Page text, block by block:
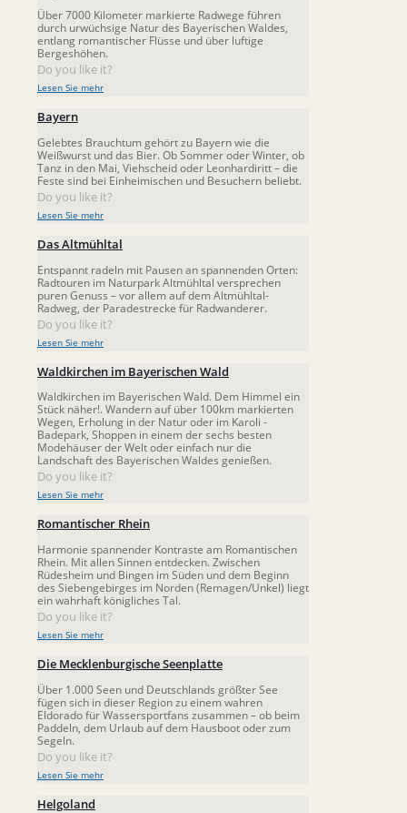
Über 7000 Kilometer markierte Radwege führen
durch urwüchsige Natur des Bayerischen Waldes,
entlang romantischer Flüsse und über luftige
Bergeshöhen.
Do you like it?
Lesen Sie mehr
Bayern
Gelebtes Brauchtum gehört zu Bayern wie die
Weißwurst und das Bier. Ob Sommer oder Winter, ob
Tanz in den Mai, Viehscheid oder Leonhardiritt – die
Feste sind bei Einheimischen und Besuchern beliebt.
Do you like it?
Lesen Sie mehr
Das Altmühltal
Entspannt radeln mit Pausen an spannenden Orten:
Radtouren im Naturpark Altmühltal versprechen
puren Genuss – vor allem auf dem Altmühltal-
Radweg, der Paradestrecke für Radwanderer.
Do you like it?
Lesen Sie mehr
Waldkirchen im Bayerischen Wald
Waldkirchen im Bayerischen Wald. Dem Himmel ein
Stück näher!. Wandern auf über 100km markierten
Wegen, Erholung in der Natur oder im Karoli -
Badepark, Shoppen in einem der sechs besten
Modehäuser der Welt oder einfach nur die
Landschaft des Bayerischen Waldes genießen.
Do you like it?
Lesen Sie mehr
Romantischer Rhein
Harmonie spannender Kontraste am Romantischen
Rhein. Mit allen Sinnen entdecken. Zwischen
Rüdesheim und Bingen im Süden und dem Beginn
des Siebengebirges im Norden (Remagen/Unkel) liegt
ein wahrhaft königliches Tal.
Do you like it?
Lesen Sie mehr
Die Mecklenburgische Seenplatte
Über 1.000 Seen und Deutschlands größter See
fügen sich in dieser Region zu einem wahren
Eldorado für Wassersportfans zusammen – ob beim
Paddeln, dem Urlaub auf dem Hausboot oder zum
Segeln.
Do you like it?
Lesen Sie mehr
Helgoland